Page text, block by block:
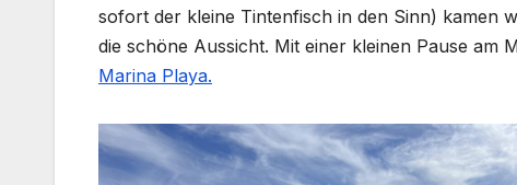
sofort der kleine Tintenfisch in den Sinn) kamen
die schöne Aussicht. Mit einer kleinen Pause
Marina Playa.